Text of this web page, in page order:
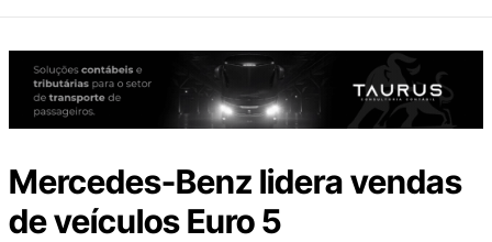
Mercedes-Benz lidera vendas
de veículos Euro 5